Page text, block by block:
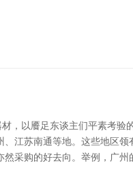
，以餍足东谈主们平素考验
江苏南通等地。这些地区领
采购的好去向。举例，广